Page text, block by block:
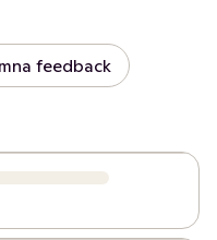
feedback